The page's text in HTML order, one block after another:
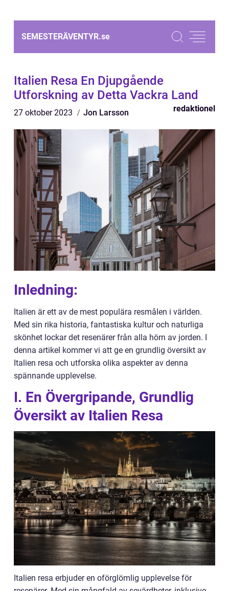
SEMESTERÄVENTYR.se
Italien Resa En Djupgående
Utforskning av Detta Vackra Land
27 oktober 2023 Jon Larsson redaktionel
Inledning:
Italien är ett av de mest populära resmålen i världen.
Med sin rika historia, fantastiska kultur och naturliga
skönhet lockar det resenärer från alla hörn av jorden. I
denna artikel kommer vi att ge en grundlig översikt av
Italien resa och utforska olika aspekter av denna
spännande upplevelse.
I. En Övergripande, Grundlig
Översikt av Italien Resa
Italien resa erbjuder en oförglömlig upplevelse för